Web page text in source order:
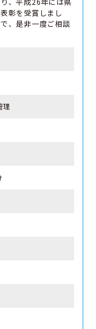
彰を受賞しまし
、是非一度ご相談
理